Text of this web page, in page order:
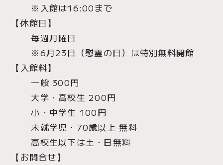
※入館は16:00まで
【休館日】
毎週月曜日
※6月23日（慰霊の日）は特別無料開館
【入館料】
一般 300円
大学・高校生 200円
小・中学生 100円
未就学児・70歳以上 無料
高校生以下は土・日無料
【お問合せ】